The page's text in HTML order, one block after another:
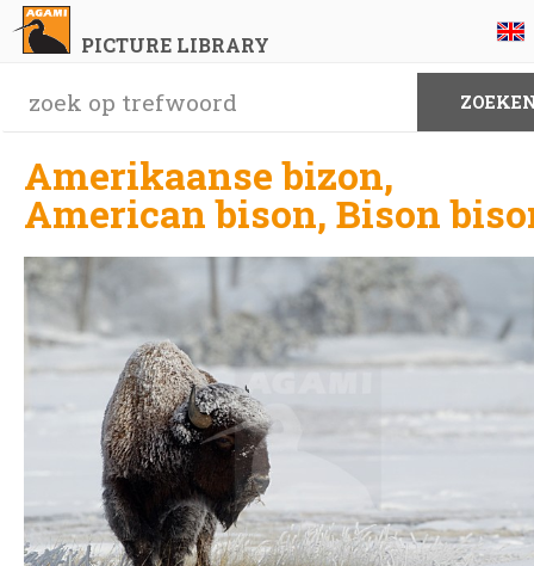
PICTURE LIBRARY
Amerikaanse bizon,
American bison, Bison